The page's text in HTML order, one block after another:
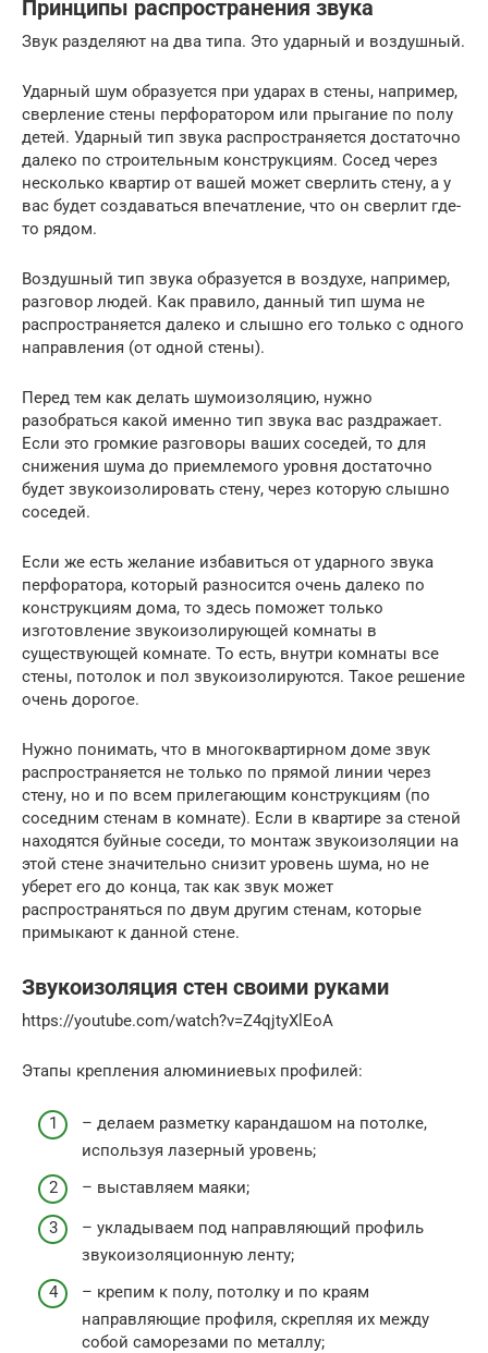
Принципы распространения звука
Звук разделяют на два типа. Это ударный и воздушный.
Ударный шум образуется при ударах в стены, например,
сверление стены перфоратором или прыгание по полу
детей. Ударный тип звука распространяется достаточно
далеко по строительным конструкциям. Сосед через
несколько квартир от вашей может сверлить стену, а у
вас будет создаваться впечатление, что он сверлит где-
то рядом.
Воздушный тип звука образуется в воздухе, например,
разговор людей. Как правило, данный тип шума не
распространяется далеко и слышно его только с одного
направления (от одной стены).
Перед тем как делать шумоизоляцию, нужно
разобраться какой именно тип звука вас раздражает.
Если это громкие разговоры ваших соседей, то для
снижения шума до приемлемого уровня достаточно
будет звукоизолировать стену, через которую слышно
соседей.
Если же есть желание избавиться от ударного звука
перфоратора, который разносится очень далеко по
конструкциям дома, то здесь поможет только
изготовление звукоизолирующей комнаты в
существующей комнате. То есть, внутри комнаты все
стены, потолок и пол звукоизолируются. Такое решение
очень дорогое.
Нужно понимать, что в многоквартирном доме звук
распространяется не только по прямой линии через
стену, но и по всем прилегающим конструкциям (по
соседним стенам в комнате). Если в квартире за стеной
находятся буйные соседи, то монтаж звукоизоляции на
этой стене значительно снизит уровень шума, но не
уберет его до конца, так как звук может
распространяться по двум другим стенам, которые
примыкают к данной стене.
Звукоизоляция стен своими руками
https://youtube.com/watch?v=Z4qjtyXlEoA
Этапы крепления алюминиевых профилей:
– делаем разметку карандашом на потолке,
используя лазерный уровень;
– выставляем маяки;
– укладываем под направляющий профиль
звукоизоляционную ленту;
– крепим к полу, потолку и по краям
направляющие профиля, скрепляя их между
собой саморезами по металлу;